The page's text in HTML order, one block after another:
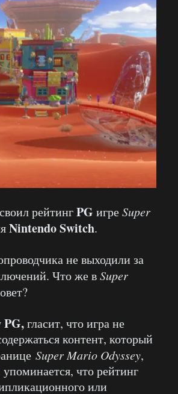
рейтингPG игреSuper
Nintendo Switch.
не выходили за
Что же вSuper
PG,гласит, что игра не
контент, который
Super Mario Odyssey,
упоминается, что рейтинг
или